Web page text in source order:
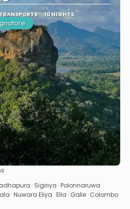
10 NIGHTS
· Sigiriya · Polonnaruwa ·
· Nuwara Eliya · Ella · Galle · Colombo